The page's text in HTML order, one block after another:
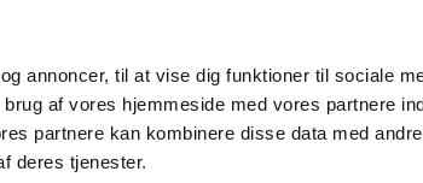
annoncer, til at vise dig funktioner til sociale
af vores hjemmeside med vores partnere
partnere kan kombinere disse data med
deres tjenester.
cm. Pyntekniv
lag: 1 lagStål…